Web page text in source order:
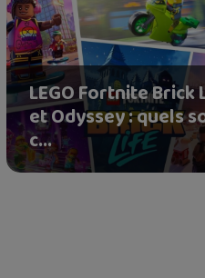
LEGO Fortnite Brick
et Odyssey : quels
c...